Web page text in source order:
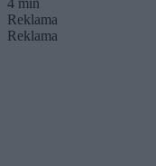
4 min
Reklama
Reklama